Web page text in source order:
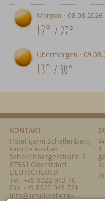
Morgen · 08.08.2026
12° / 27°
Übermorgen ·
13° / 30°
KONTAKT
Hotel garni Schellenberg
Familie Fischer
Schellenbergerstraße 2
87561 Oberstdorf
DEUTSCHLAND
Tel. +49 8322 963 70
Fax +49 8322 963 721
info@schellenberg-